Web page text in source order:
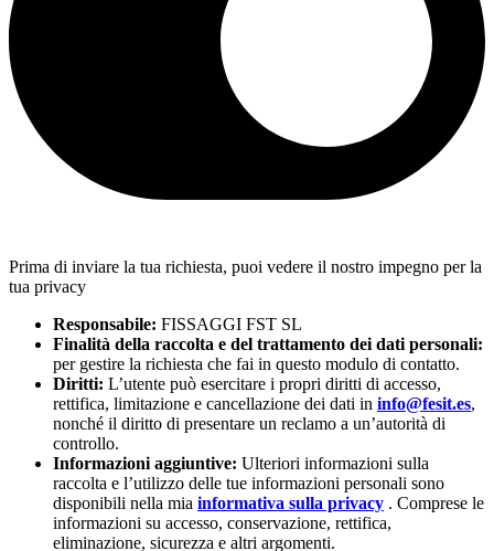
Prima di inviare la tua richiesta, puoi vedere il nostro impegno per la
tua privacy
Responsabile: FISSAGGI FST SL
Finalità della raccolta e del trattamento dei dati personali:
per gestire la richiesta che fai in questo modulo di contatto.
Diritti: L’utente può esercitare i propri diritti di accesso,
rettifica, limitazione e cancellazione dei dati in info@fesit.es,
nonché il diritto di presentare un reclamo a un’autorità di
controllo.
Informazioni aggiuntive: Ulteriori informazioni sulla
raccolta e l’utilizzo delle tue informazioni personali sono
disponibili nella mia informativa sulla privacy . Comprese le
informazioni su accesso, conservazione, rettifica,
eliminazione, sicurezza e altri argomenti.